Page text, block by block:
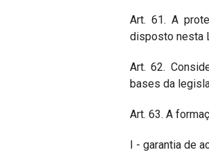
Art. 61. A
disposto nesta
Art. 62.
bases da
Art. 63. A
I - garantia de